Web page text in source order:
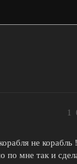
1
не корабль
мне так и